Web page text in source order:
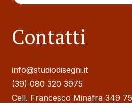
field
should
left
blank
Contatti
info@studiodisegni.it
(39) 080 320 3975
Cell. Francesco Minafra 349